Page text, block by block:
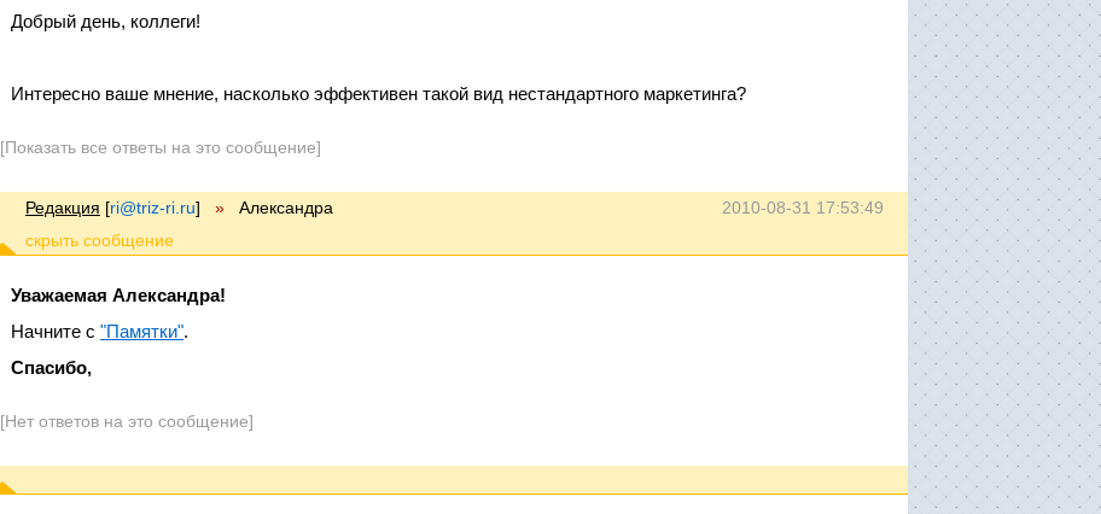
Добрый день, коллеги!
Интересно ваше мнение, насколько эффективен такой вид нестандартного маркетинга?
[Показать все ответы на это сообщение]
2010-08-31 17:53:49
Редакция [ri@triz-ri.ru] » Александра
Уважаемая Александра!
Начните с "Памятки".
Спасибо,
[Нет ответов на это сообщение]